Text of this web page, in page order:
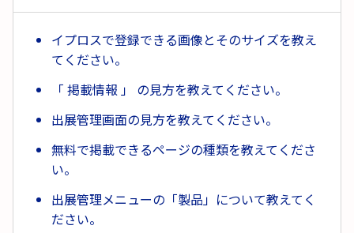
イプロスで登録できる画像とそのサイズを教え
てください。
「 掲載情報 」 の見方を教えてください。
出展管理画面の見方を教えてください。
無料で掲載できるページの種類を教えてくださ
い。
出展管理メニューの「製品」について教えてく
ださい。